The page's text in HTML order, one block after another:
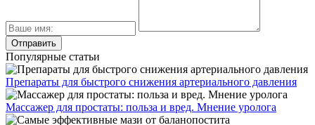
Популярные статьи
Препараты для быстрого снижения артериального давления
Массажер для простаты: польза и вред. Мнение уролога